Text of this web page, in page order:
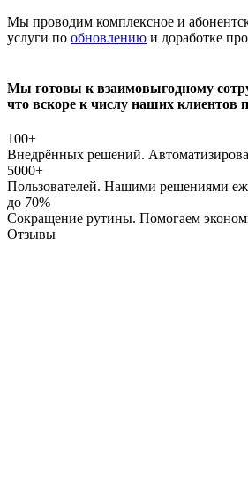
Мы проводим комплексное и
услуги по обновлению и доработке
Мы готовы к взаимовыгодному
что вскоре к числу наших клиентов
100+
Внедрённых решений.
5000+
Пользователей. Нашими решениями
до 70%
Сокращение рутины. Помогаем
Отзывы